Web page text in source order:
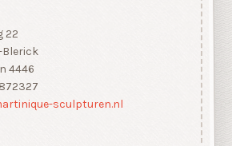
22
Blerick
4446
sculpturen.nl